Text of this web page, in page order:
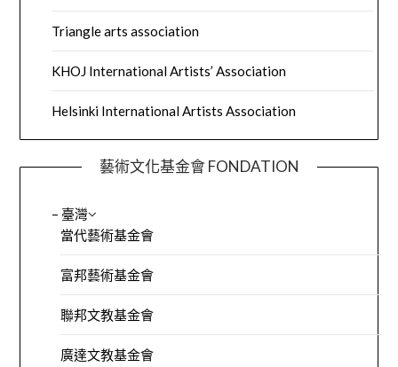
Triangle arts association
KHOJ International Artists’ Association
Helsinki International Artists Association
藝術文化基金會 FONDATION
– 臺灣
當代藝術基金會
富邦藝術基金會
聯邦文教基金會
廣達文教基金會